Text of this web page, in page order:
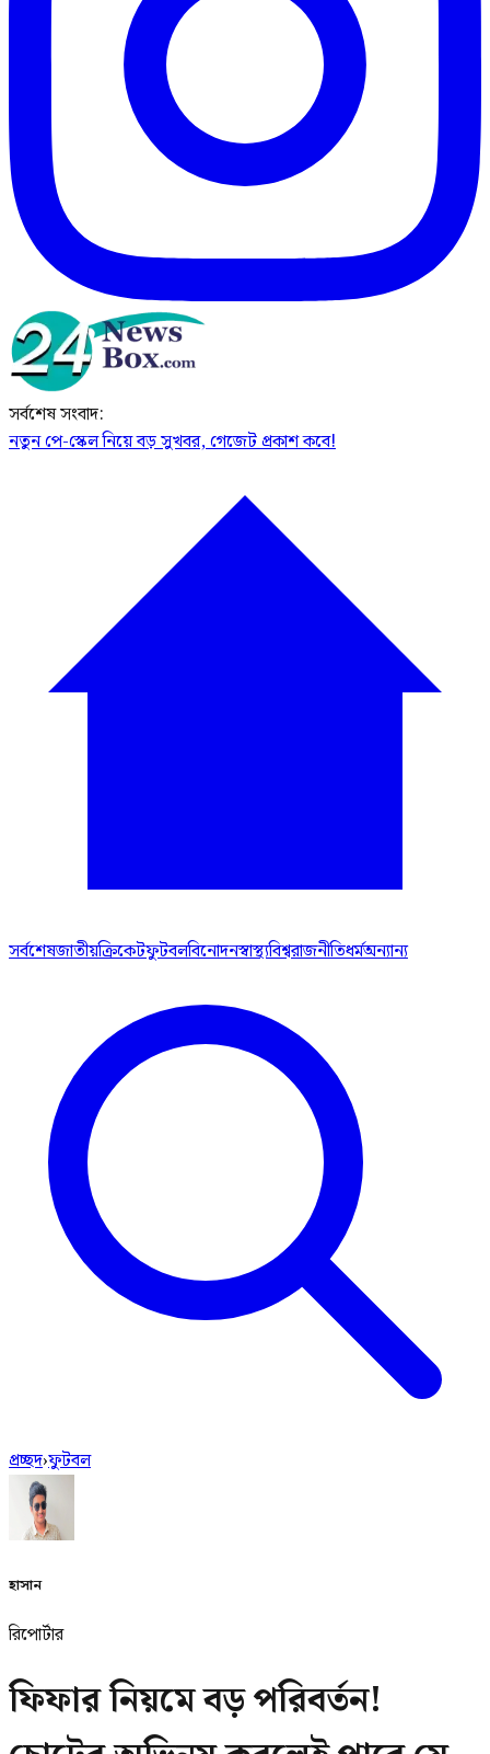
সর্বশেষ সংবাদ:
নতুন পে-স্কেল নিয়ে বড় সুখবর, গেজেট প্রকাশ কবে!
সর্বশেষজাতীয়ক্রিকেটফুটবলবিনোদনস্বাস্থ্যবিশ্বরাজনীতিধর্মঅন্যান্য
প্রচ্ছদ›ফুটবল
হাসান
রিপোর্টার
ফিফার নিয়মে বড় পরিবর্তন!